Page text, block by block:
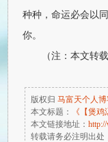
种种，命运必会以
你。
（注：本文转
版权归马富天个人
本文标题：
《【煲
本文链接地址：
转载请务必注明出处